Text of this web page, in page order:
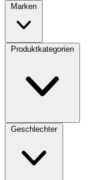
Marken
Produktkategorien
Geschlechter